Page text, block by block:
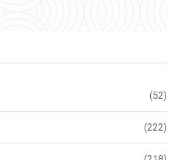
(52)
(222)